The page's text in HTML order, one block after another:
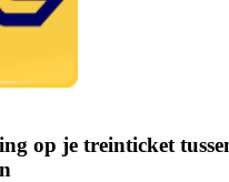
op je treinticket